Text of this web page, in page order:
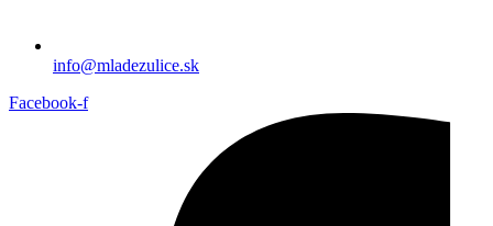
info@mladezulice.sk
Facebook-f